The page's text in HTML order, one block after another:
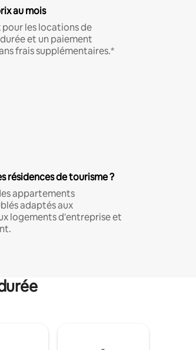
au mois
pour les locations de
et un paiement
frais supplémentaires.*
résidences de tourisme ?
appartements
adaptés aux
logements d'entreprise et